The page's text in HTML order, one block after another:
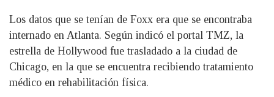
Los datos que se tenían de Foxx era que se encontraba
internado en Atlanta. Según indicó el portal TMZ, la
estrella de Hollywood fue trasladado a la ciudad de
Chicago, en la que se encuentra recibiendo tratamiento
médico en rehabilitación física.